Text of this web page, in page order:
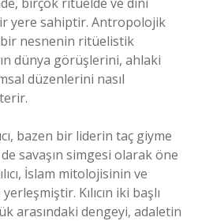
yere sahiptir. Antropolojik
bir nesnenin ritüelistik
dünya görüşlerini, ahlaki
düzenlerini nasıl
bazen bir liderin taç giyme
savaşın simgesi olarak öne
İslam mitolojisinin ve
Kılıcın iki başlı
arasındaki dengeyi, adaletin